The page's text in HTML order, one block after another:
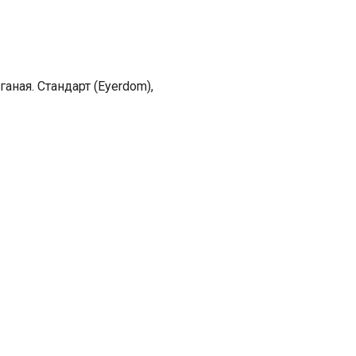
Стандарт (Eyerdom),